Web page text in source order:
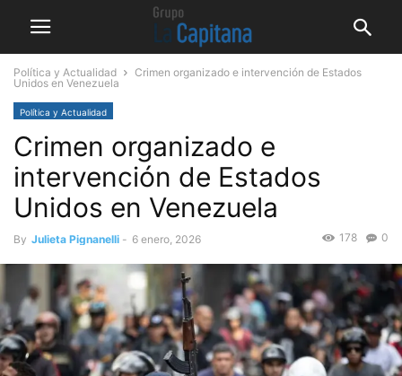
Política y Actualidad
Crimen organizado e intervención de Estados
Unidos en Venezuela
Política y Actualidad
Crimen organizado e
intervención de Estados
Unidos en Venezuela
By Julieta Pignanelli - 6 enero, 2026 0
178